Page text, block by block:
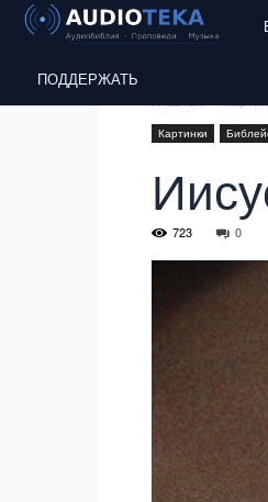
ПОДДЕРЖАТЬ
Картинки
723 0